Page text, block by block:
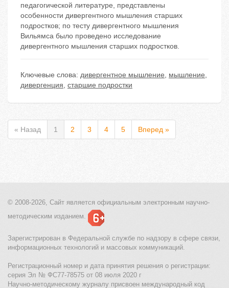
педагогической литературе, представлены
особенности дивергентного мышления старших
подростков; по тесту дивергентного мышления
Вильямса было проведено исследование
дивергентного мышления старших подростков.
Ключевые слова: дивергентное мышление, мышление,
дивергенция, старшие подростки
« Назад 1 2 3 4 5 Вперед »
© 2008-2026, Сайт является официальным электронным научно-
методическим изданием.
Зарегистрирован в Федеральной службе по надзору в сфере связи,
информационных технологий и массовых коммуникаций.
Регистрационный номер и дата принятия решения о регистрации:
серия Эл № ФС77-78575 от 08 июля 2020 г
Научно-методическому журналу присвоен международный код